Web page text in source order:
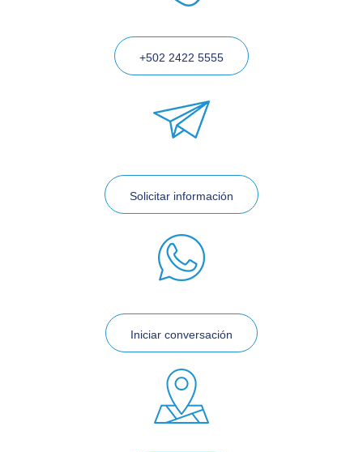
+502 2422 5555
Solicitar información
Iniciar conversación